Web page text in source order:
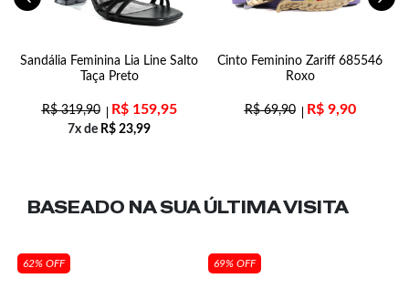
Sandália Feminina Lia Line Salto
Taça Preto
R$319,90 R$159,95
7x de R$ 23,99
Cinto Feminino Zariff 685546
Roxo
R$69,90 R$9,90
BASEADO NA SUAÚLTIMA VISITA
62% OFF 69% OFF